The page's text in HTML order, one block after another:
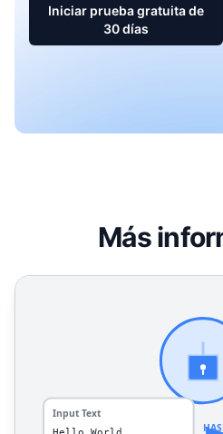
Iniciar prueba gratuita de
30 días
Más
Generador de Hash - MD5,